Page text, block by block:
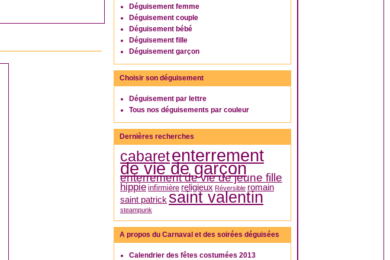
Déguisement femme
Déguisement couple
Déguisement bébé
Déguisement fille
Déguisement garçon
Choisir son déguisement
Déguisement par lettre
Tous nos déguisements par couleur
Dernières recherches
cabaretenterrement
de vie de garçon
enterrement de vie de jeune fille
hippie infirmière religieux Réversible romain
saint patrick saint valentin
steampunk
A propos du Carnaval et des soirées déguisées
Calendrier des fêtes costumées 2013